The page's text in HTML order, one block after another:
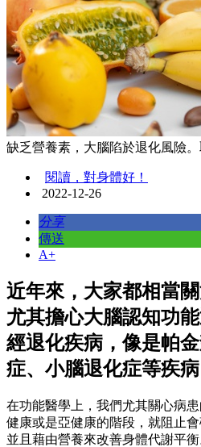
缺乏營養素，大腦陷於退化風險。
閱讀，對身體好！
2022-12-26
分享
傳送
A+
近年來，大家都相當
尤其擔心大腦認知功
經退化疾病，像是帕
症、小腦退化症等疾病
在功能醫學上，我們尤其關心病
健康或是亞健康的階段，就阻止
並且藉由營養來改善身體代謝平衡